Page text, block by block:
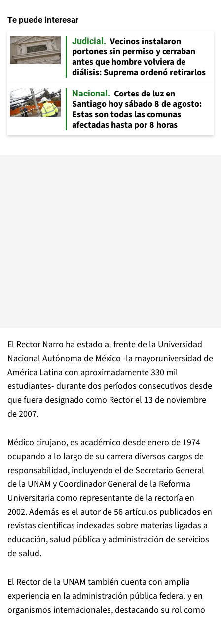
Te puede interesar
Judicial
Vecinos instalaron
portones sin permiso y cerraban
antes que hombre volviera de
diálisis: Suprema ordenó retirarlos
Nacional
Cortes de luz en
Santiago hoy sábado 8 de agosto:
Estas son todas las comunas
afectadas hasta por 8 horas
El Rector Narro ha estado al frente de la Universidad
Nacional Autónoma de México -la mayoruniversidad de
América Latina con aproximadamente 330 mil
estudiantes- durante dos períodos consecutivos desde
que fuera designado como Rector el 13 de noviembre
de 2007.
Médico cirujano, es académico desde enero de 1974
ocupando a lo largo de su carrera diversos cargos de
responsabilidad, incluyendo el de Secretario General
de la UNAM y Coordinador General de la Reforma
Universitaria como representante de la rectoría en
2002. Además es el autor de 56 artículos publicados en
revistas científicas indexadas sobre materias ligadas a
educación, salud pública y administración de servicios
de salud.
El Rector de la UNAM también cuenta con amplia
experiencia en la administración pública federal y en
organismos internacionales, destacando su rol como